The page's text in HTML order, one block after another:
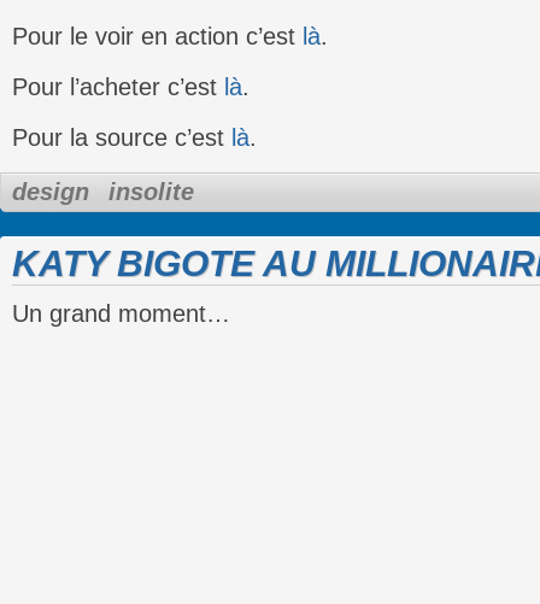
Pour le voir en action c’est là.
Pour l’acheter c’est là.
Pour la source c’est là.
design insolite
KATY BIGOTE AU
Un grand moment…